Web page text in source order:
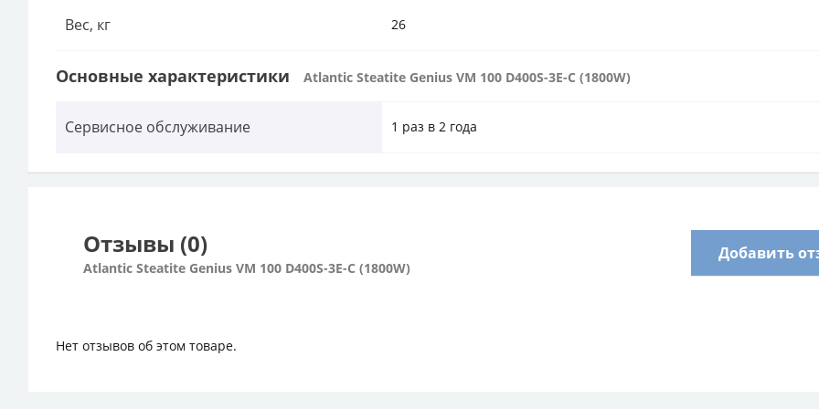
Вес, кг 26
Основные характеристики Atlantic Steatite Genius VM 100 D400S-3E-C (1800W)
Сервисное обслуживание 1 раз в 2 года
Отзывы (0)
Atlantic Steatite Genius VM 100 D400S-3E-C (1800W)
Добавить
Нет отзывов об этом товаре.